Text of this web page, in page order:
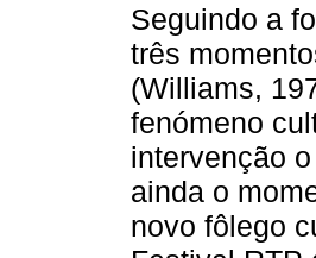
Seguindo a
três
(Williams,
fenómeno
intervenção
ainda o
novo fôlego